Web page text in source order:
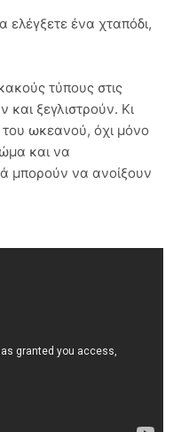
ελέγξετε ένα χταπόδι,
τύπους στις
και ξεγλιστρούν. Κι
του ωκεανού, όχι μόνο
και να
μπορούν να ανοίξουν